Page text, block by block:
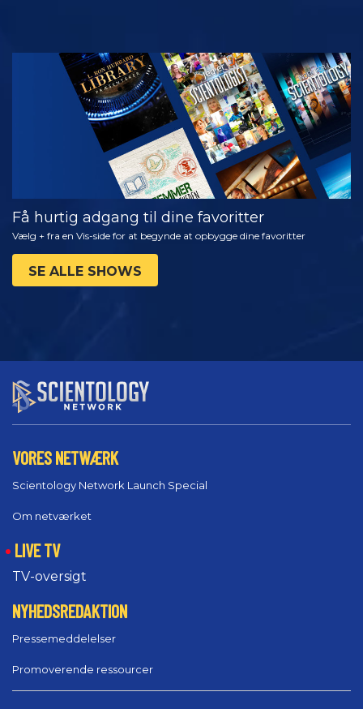
SE
UDFORSK
SERIEN
Få hurtig adgang til dine favoritter
Vælg + fra en Vis-side for at begynde at opbygge dine favoritter
SE ALLE SHOWS
VORES NETWÆRK
Scientology Network Launch Special
Om netværket
LIVE TV
TV-oversigt
NYHEDSREDAKTION
Pressemeddelelser
Promoverende ressourcer